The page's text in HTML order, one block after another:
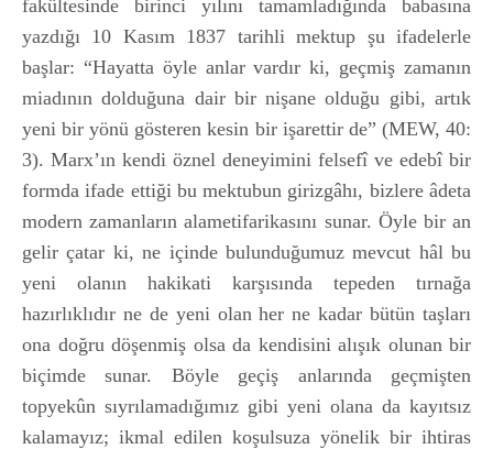
fakültesinde birinci yılını tamamladığında babasına
yazdığı 10 Kasım 1837 tarihli mektup şu ifadelerle
başlar: “Hayatta öyle anlar vardır ki, geçmiş zamanın
miadının dolduğuna dair bir nişane olduğu gibi, artık
yeni bir yönü gösteren kesin bir işarettir de” (MEW, 40:
3). Marx’ın kendi öznel deneyimini felsefî ve edebî bir
formda ifade ettiği bu mektubun girizgâhı, bizlere âdeta
modern zamanların alametifarikasını sunar. Öyle bir an
gelir çatar ki, ne içinde bulunduğumuz mevcut hâl bu
yeni olanın hakikati karşısında tepeden tırnağa
hazırlıklıdır ne de yeni olan her ne kadar bütün taşları
ona doğru döşenmiş olsa da kendisini alışık olunan bir
biçimde sunar. Böyle geçiş anlarında geçmişten
topyekûn sıyrılamadığımız gibi yeni olana da kayıtsız
kalamayız; ikmal edilen koşulsuza yönelik bir ihtiras